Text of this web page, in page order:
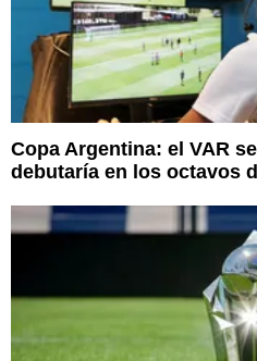
Copa Argentina: el VAR
debutaría en los octavos